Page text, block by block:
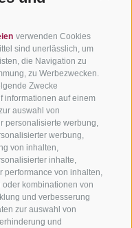
verwenden Cookies
sind unerlässlich, um
die Navigation zu
zu Werbezwecken.
Zwecke
informationen auf einem
auswahl von
personalisierte werbung,
werbung,
von inhalten,
inhalte,
performance von inhalten,
kombinationen von
und verbesserung
zur auswahl von
und